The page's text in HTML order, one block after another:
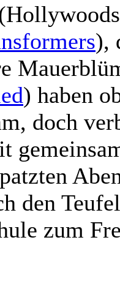
),
) haben
doch
den
zum